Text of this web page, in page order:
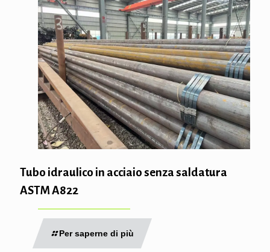
Tubo idraulico in acciaio senza saldatura
ASTM A822
Per saperne di più